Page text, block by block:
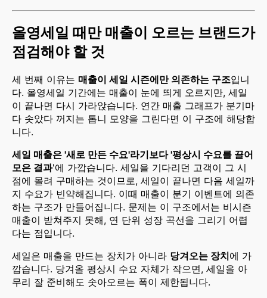
올영세일 때만 매출이 오르는 브랜드가
점검해야 할 것
세 번째 이유는 매출이 세일 시즌에만 의존하는 구조입니
다. 올영세일 기간에는 매출이 눈에 띄게 오르지만, 세일
이 끝나면 다시 가라앉습니다. 연간 매출 그래프가 분기마
다 솟았다 꺼지는 톱니 모양을 그린다면 이 구조에 해당합
니다.
세일 매출은 '새로 만든 수요'라기보다 '평상시 수요를 끌어
모은 결과'에 가깝습니다. 세일을 기다리던 고객이 그 시
점에 몰려 구매하는 것이므로, 세일이 끝나면 다음 세일까
지 수요가 빈약해집니다. 이때 매출이 분기 이벤트에 의존
하는 구조가 만들어집니다. 문제는 이 구조에서는 비시즌
매출이 받쳐주지 못해, 연 단위 성장 곡선을 그리기 어렵
다는 점입니다.
세일은 매출을 만드는 장치가 아니라 당겨오는 장치에 가
깝습니다. 당겨올 평상시 수요 자체가 작으면, 세일을 아
무리 잘 준비해도 솟아오르는 폭이 제한됩니다.